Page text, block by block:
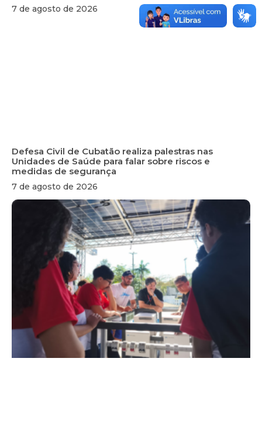
7 de agosto de 2026
Defesa Civil de Cubatão realiza palestras nas
Unidades de Saúde para falar sobre riscos e
medidas de segurança
7 de agosto de 2026